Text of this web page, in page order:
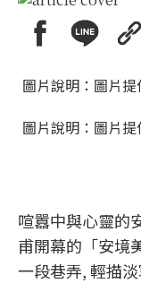
圖片說明：圖片
圖片說明：圖片
喧囂中與心靈的
甫開幕的「安境
一段巷弄, 輕描